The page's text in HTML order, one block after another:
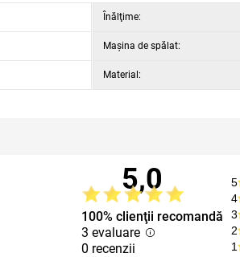
Înălţime:
Maşina de spălat:
Material:
5,0
100% clienţii recomandă
3 evaluare
0 recenzii
5
4
3
2
1